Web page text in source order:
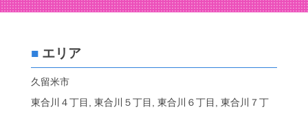
■エリア
久留米市
東合川４丁目, 東合川５丁目, 東合川６丁目, 東合川７丁